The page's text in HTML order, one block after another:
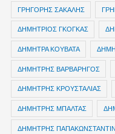
ΓΡΗΓΟΡΗΣ ΣΑΚΑΛΗΣ
ΔΗΜΗΤΡIOΣ ΓΚΟΓΚΑΣ
ΔΗΜΗΤΡΑ ΚΟΥΒΑΤΑ
ΔΗΜΗΤΡΗΣ ΒΑΡΒΑΡΗΓΟΣ
ΔΗΜΗΤΡΗΣ ΚΡΟΥΣΤΑΛΙΑΣ
ΔΗΜΗΤΡΗΣ ΜΠΑΛΤΑΣ
ΔΗΜΗΤΡΗΣ